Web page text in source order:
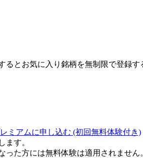
とお気に入り銘柄を無制限で登録
ミアムに申し込む (初回無料体験付き)
ます。
た方には無料体験は適用されません